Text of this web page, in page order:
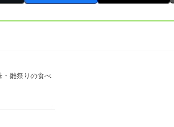
・雛祭りの食べ